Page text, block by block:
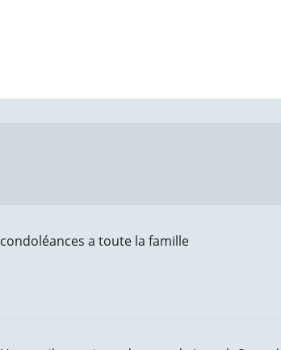
condoléances a toute la famille